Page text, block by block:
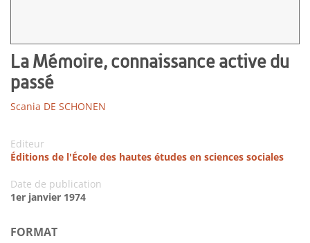
La Mémoire, connaissance active du
passé
Scania DE SCHONEN
Editeur
Éditions de l'École des hautes études en sciences sociales
Date de publication
1er janvier 1974
FORMAT